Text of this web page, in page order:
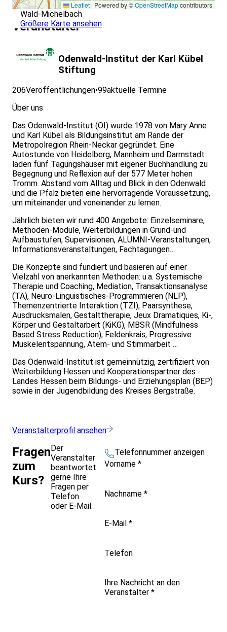
Leaflet | Powered by ©OpenStreetMapcontributors
Wald-Michelbach
Größere Karte ansehen
Veranstalter
Odenwald-Institut der Karl Kübel
Stiftung
206Veröffentlichungen•99aktuelle Termine
Über uns
Das Odenwald-Institut (OI) wurde 1978 von Mary Anne
und Karl Kübel als Bildungsinstitut am Rande der
Metropolregion Rhein-Neckar gegründet. Eine
Autostunde von Heidelberg, Mannheim und Darmstadt
laden fünf Tagungshäuser mit eigener Buchhandlung zu
Begegnung und Reflexion auf der 577 Meter hohen
Tromm. Abstand vom Alltag und Blick in den Odenwald
und die Pfalz bieten eine hervorragende Voraussetzung,
um miteinander und voneinander zu lernen.
Jährlich bieten wir rund 400 Angebote: Einzelseminare,
Methoden-Module, Weiterbildungen in Grund-und
Aufbaustufen, Supervisionen, ALUMNI-Veranstaltungen,
Informationsveranstaltungen, Fachtagungen…
Die Konzepte sind fundiert und basieren auf einer
Vielzahl von anerkannten Methoden: u.a. Systemische
Therapie und Coaching, Mediation, Transaktionsanalyse
(TA), Neuro-Linguistisches-Programmieren (NLP),
Themenzentrierte Interaktion (TZI), Paarsynthese,
Ausdrucksmalen, Gestalttherapie, Jeux Dramatiques, Ki-,
Körper und Gestaltarbeit (KiKG), MBSR (Mindfulness
Based Stress Reduction), Feldenkrais, Progressive
Muskelentspannung, Atem- und Stimmarbeit …
Das Odenwald-Institut ist gemeinnützig, zertifiziert von
Weiterbildung Hessen und Kooperationspartner des
Landes Hessen beim Bildungs- und Erziehungsplan (BEP)
sowie in der Jugendbildung des Kreises Bergstraße.
Veranstalterprofil ansehen
Fragen
zum
Kurs?
Der
Veranstalter
beantwortet
gerne Ihre
Fragen per
Telefon
oder E-Mail.
Telefonnummer anzeigen
Vorname *
Nachname *
E-Mail *
Telefon
Ihre Nachricht an den
Veranstalter *